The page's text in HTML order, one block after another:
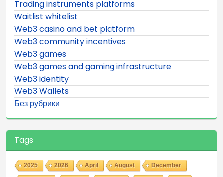
Trading instruments platforms
Waitlist whitelist
Web3 casino and bet platform
Web3 community incentives
Web3 games
Web3 games and gaming infrastructure
Web3 identity
Web3 Wallets
Без рубрики
Tags
2025 2026 April August December